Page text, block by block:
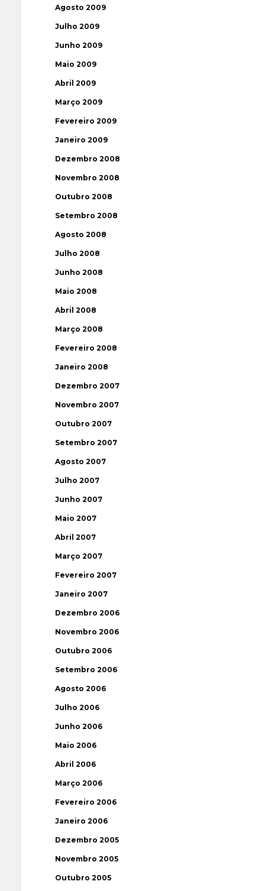
Agosto 2009
Julho 2009
Junho 2009
Maio 2009
Abril 2009
Março 2009
Fevereiro 2009
Janeiro 2009
Dezembro 2008
Novembro 2008
Outubro 2008
Setembro 2008
Agosto 2008
Julho 2008
Junho 2008
Maio 2008
Abril 2008
Março 2008
Fevereiro 2008
Janeiro 2008
Dezembro 2007
Novembro 2007
Outubro 2007
Setembro 2007
Agosto 2007
Julho 2007
Junho 2007
Maio 2007
Abril 2007
Março 2007
Fevereiro 2007
Janeiro 2007
Dezembro 2006
Novembro 2006
Outubro 2006
Setembro 2006
Agosto 2006
Julho 2006
Junho 2006
Maio 2006
Abril 2006
Março 2006
Fevereiro 2006
Janeiro 2006
Dezembro 2005
Novembro 2005
Outubro 2005